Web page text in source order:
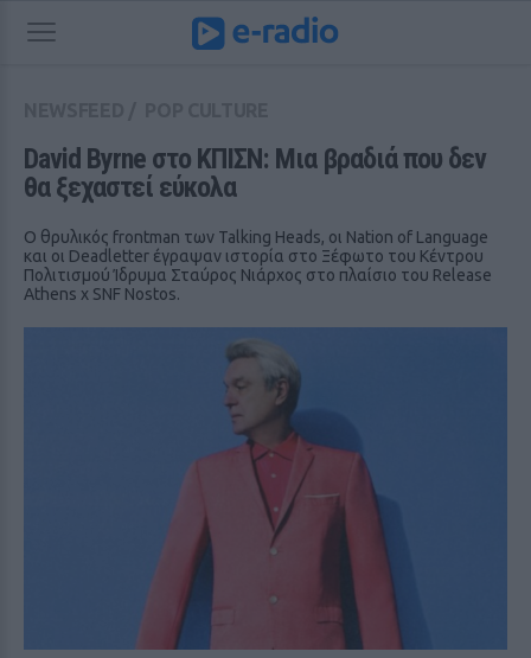
David Byrne στο ΚΠΙΣΝ: Μια βραδιά που δεν
θα ξεχαστεί εύκολα
Ο θρυλικός frontman των Talking Heads, οι Nation of Language
και οι Deadletter έγραψαν ιστορία στο Ξέφωτο του Κέντρου
Πολιτισμού Ίδρυμα Σταύρος Νιάρχος στο πλαίσιο του Release
Athens x SNF Nostos.